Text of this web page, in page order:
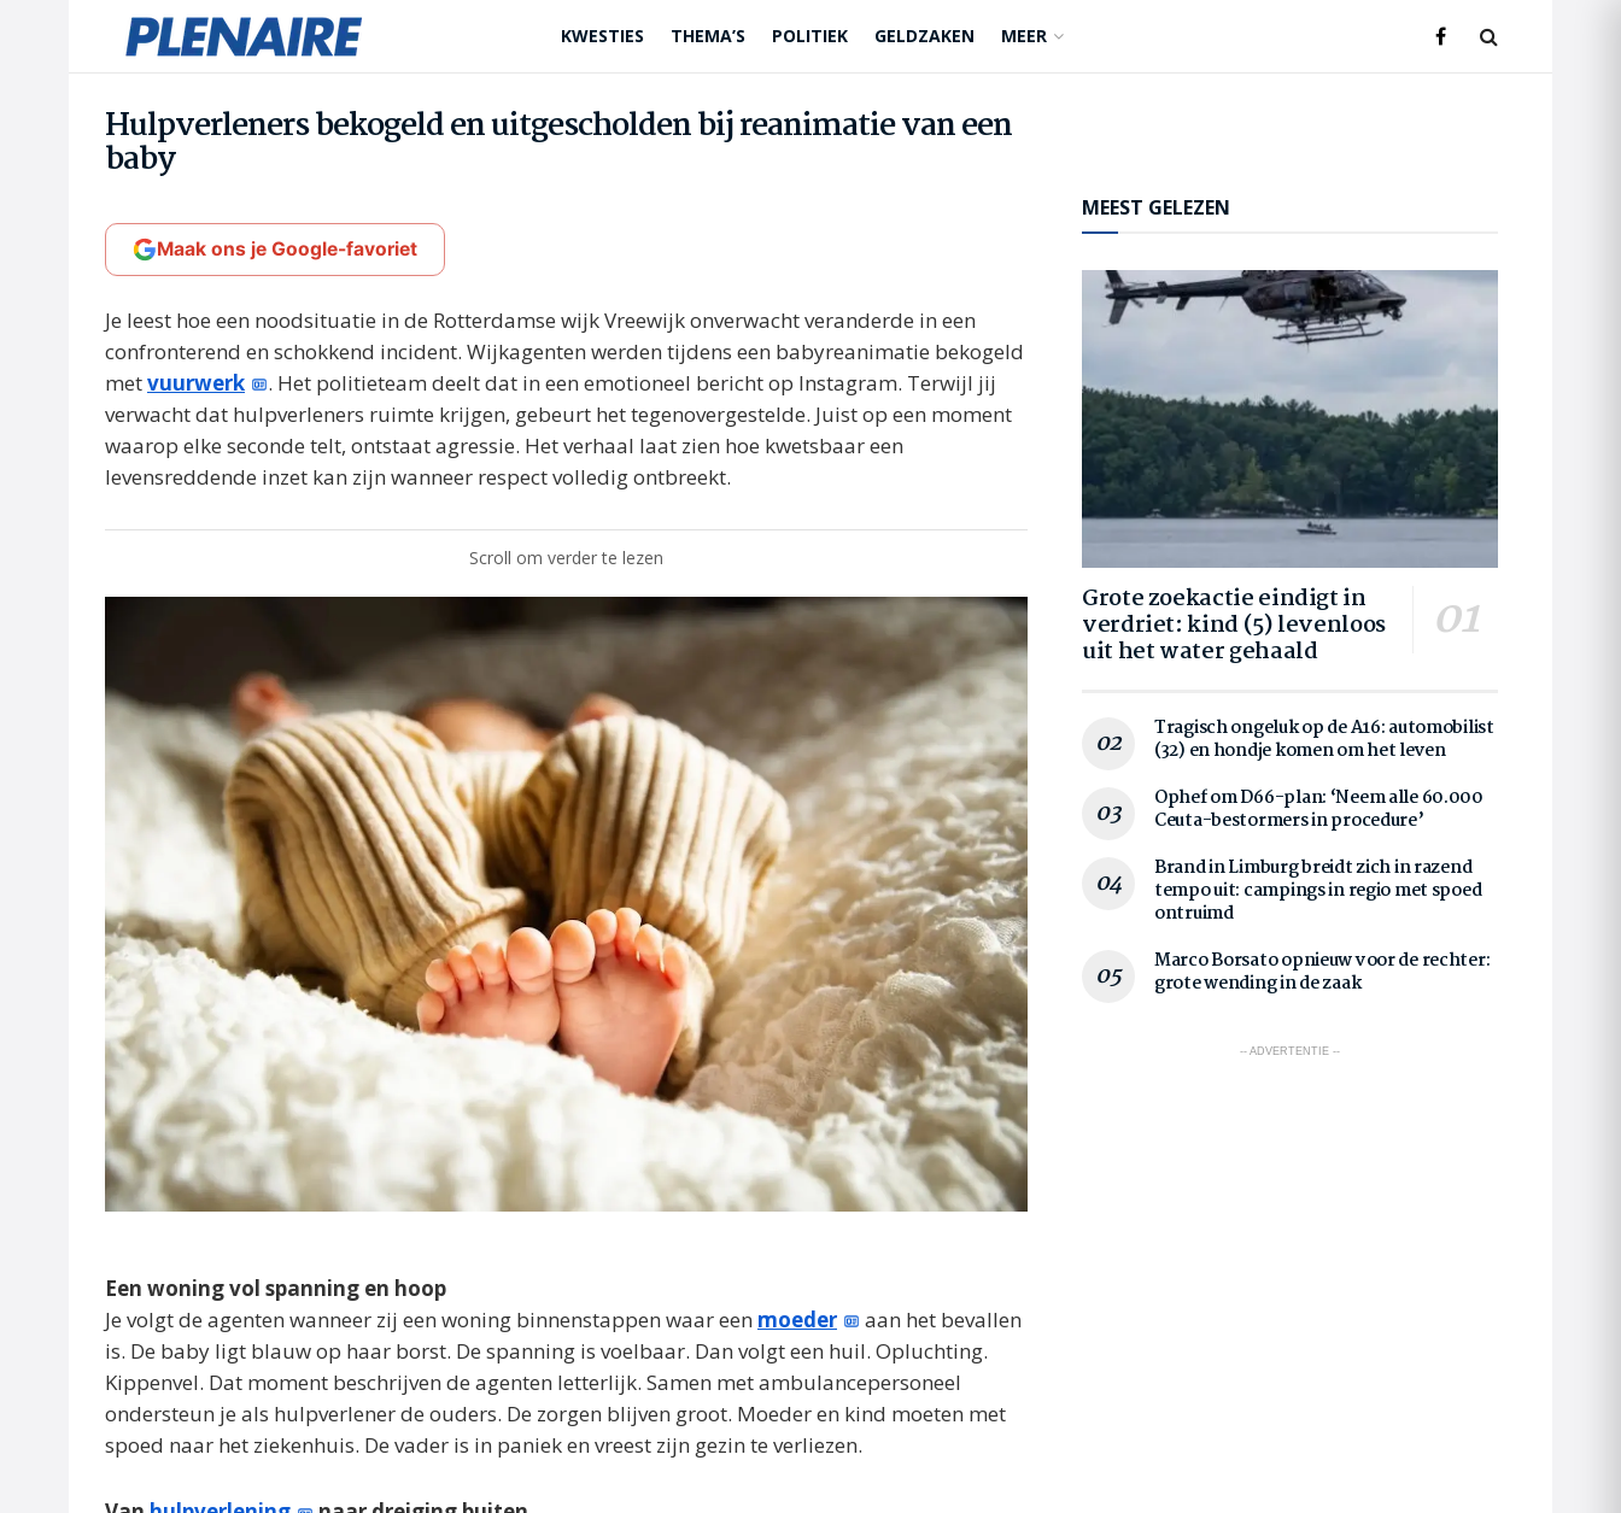
KWESTIES THEMA’S POLITIEK GELDZAKEN MEER
Hulpverleners bekogeld en uitgescholden bij reanimatie van een
baby
Maak ons je Google-favoriet
Je leest hoe een noodsituatie in de Rotterdamse wijk Vreewijk onverwacht veranderde in een
confronterend en schokkend incident. Wijkagenten werden tijdens een babyreanimatie bekogeld
metvuurwerk
. Het politieteam deelt dat in een emotioneel bericht op Instagram. Terwijl jij
verwacht dat hulpverleners ruimte krijgen, gebeurt het tegenovergestelde. Juist op een moment
waarop elke seconde telt, ontstaat agressie. Het verhaal laat zien hoe kwetsbaar een
levensreddende inzet kan zijn wanneer respect volledig ontbreekt.
Scroll om verder te lezen
Een woning vol spanning en hoop
Je volgt de agenten wanneer zij een woning binnenstappen waar een moeder
aan het bevallen
is. De baby ligt blauw op haar borst. De spanning is voelbaar. Dan volgt een huil. Opluchting.
Kippenvel. Dat moment beschrijven de agenten letterlijk. Samen met ambulancepersoneel
ondersteun je als hulpverlener de ouders. De zorgen blijven groot. Moeder en kind moeten met
spoed naar het ziekenhuis. De vader is in paniek en vreest zijn gezin te verliezen.
MEEST GELEZEN
Grote zoekactie eindigt in
verdriet: kind (5) levenloos
uit het water gehaald
Tragisch ongeluk op de A16: automobilist
(32) en hondje komen om het leven
Ophef om D66-plan: ‘Neem alle 60.000
Ceuta-bestormers in procedure’
Brand in Limburg breidt zich in razend
tempo uit: campings in regio met spoed
ontruimd
Marco Borsato opnieuw voor de rechter:
grote wending in de zaak
-- ADVERTENTIE --